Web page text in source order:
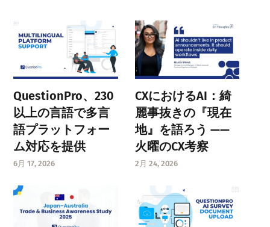
QuestionPro、230
以上の言語で多言
語プラットフォー
ム対応を提供
6月 17, 2026
CXにおけるAI：綺
麗事抜きの『現在
地』を語ろう ——
火曜のCX考察
2月 24, 2026